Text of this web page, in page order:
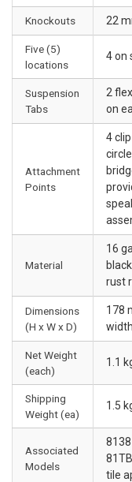
Knockouts 22
Five (5)
locations
4 on
Suspension
Tabs
2
on
Attachment
Points
4
Material
16
rust
Dimensions
(H x W x D)
178
Net Weight
(each)
1.1
Shipping
Weight (ea)
1.5
Associated
Models
tile